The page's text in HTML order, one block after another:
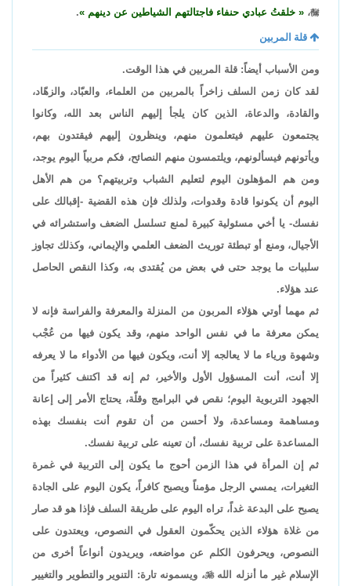
، خلقتُ عبادي حنفاء فاجتالتهم الشياطين عن دينهم .
قلة المربين
ومن الأسباب أيضاً: قلة المربين في هذا الوقت.
لقد كان زمن السلف زاخراً بالمربين من العلماء، والعبّاد، والزهّاد،
والقادة، والدعاة، الذين كان يلجأ إليهم الناس بعد الله، وكانوا
يجتمعون عليهم فيتعلمون منهم، وينظرون إليهم فيقتدون بهم،
ويأتونهم فيسألونهم، ويلتمسون منهم النصائح، فكم مربياً اليوم يوجد،
ومن هم المؤهلون اليوم لتعليم الشباب وتربيتهم؟ من هم الأهل
اليوم أن يكونوا قادة وقدوات، ولذلك فإن هذه القضية -إقبالك على
نفسك- يا أخي مسئولية كبيرة لمنع تسلسل الضعف واستشرائه في
الأجيال، ومنع أو تبطئة توريث الضعف العلمي والإيماني، وكذلك تجاوز
سلبيات ما يوجد حتى في بعض من يُقتدى به، وكذا النقص الحاصل
عند هؤلاء.
ثم مهما أوتي هؤلاء المربون من المنزلة والمعرفة والفراسة فإنه لا
يمكن معرفة ما في نفس الواحد منهم، وقد يكون فيها من عُجْب
وشهوة ورياء ما لا يعالجه إلا أنت، ويكون فيها من الأدواء ما لا يعرفه
إلا أنت، أنت المسؤول الأول والأخير، ثم إنه قد اكتنف كثيراً من
الجهود التربوية اليوم؛ نقص في البرامج وقلّة، يحتاج الأمر إلى إعانة
ومساهمة ومساعدة، ولا أحسن من أن تقوم أنت بنفسك بهذه
المساعدة على تربية نفسك، أن تعينه على تربية نفسك.
ثم إن المرأة في هذا الزمن أحوج ما يكون إلى التربية في غمرة
التغيرات، يمسي الرجل مؤمناً ويصبح كافراً، يكون اليوم على الجادة
يصبح على البدعة غداً، تراه اليوم على طريقة السلف فإذا هو قد صار
من غلاة هؤلاء الذين يحكّمون العقول في النصوص، ويعتدون على
النصوص، ويحرفون الكلم عن مواضعه، ويريدون أنواعاً أخرى من
الإسلام غير ما أنزله الله، ويسمونه تارة: التنوير والتطوير والتغيير